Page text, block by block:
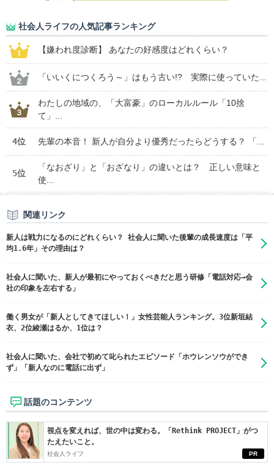
社会人ライフの人気記事ランキング
【嫌われ度診断】 あなたの好感度はどれくらい？
「いいくにつくろう～」はもう古い!? 実際に使っていた...
わたしの地域の、「大富豪」のローカルルール「10捨
て」...
4位 先輩の本音！ 新人が自分より優秀だったらどうする？ 「...
5位
「なおざり」と「おざなり」の違いとは？ 正しい意味と
使...
関連リンク
新人は戦力になるのにどれくらい？ 社会人に聞いた後輩の成長速度は「平
均1.6年」その理由は？
社会人に聞いた、新人が最初にやっておくべきだと思う研修「電話対応→会
社の印象を左右する」
働く男女が「新人としてきてほしい！」女性芸能人ランキング。3位新垣結
衣、2位綾瀬はるか、1位は？
社会人に聞いた、会社で初めて叱られたエピソード「ホウレンソウができ
ず」「新人なのに電話に出ず」
話題のコンテンツ
PR
視点を変えれば、世の中は変わる。「Rethink PROJECT」がつ
たえたいこと。
社会人ライフ